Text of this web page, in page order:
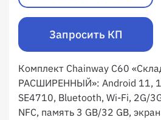
Запросить КП
Комплект Chainway C60
РАСШИРЕННЫЙ»: Android 11,
SE4710, Bluetooth, Wi-Fi, 2G/
NFC, память 3 GB/32 GB,